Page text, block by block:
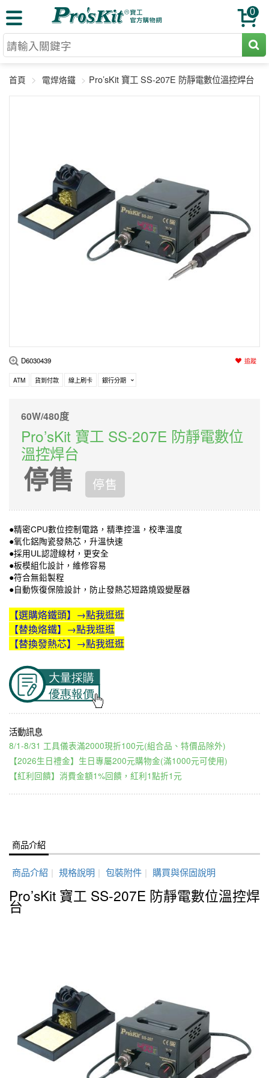
0
壓著鉗
放大工具
精密鑷子
綜合工具
電動工具
通訊儀器
環境儀錶
各式鉤錶
驗電筆
初階款8+
中階款12＋
高階挑戰款
課程教材
多合一系列
報價諮詢
訂單查詢
售後服務
聯絡客服
舊換新方案
新品上市
工具組合
首頁 電焊烙鐵 Pro’sKit 寶工 SS-207E 防靜電數位溫控焊台
D6030439 追蹤
ATM 貨到付款 線上刷卡 銀行分期
60W/480度
Pro’sKit 寶工 SS-207E 防靜電數位
溫控焊台
停售 停售
●精密CPU數位控制電路，精準控溫，校準溫度
●氧化鋁陶瓷發熱芯，升溫快速
●採用UL認證線材，更安全
●板模組化設計，維修容易
●符合無鉛製程
●自動恢復保險設計，防止發熱芯短路燒毀變壓器
【選購烙鐵頭】→點我逛逛
【替換烙鐵】→點我逛逛
【替換發熱芯】→點我逛逛
8/1-8/31 工具儀表滿2000現折100元(組合品、特價品除外)
【2026生日禮金】生日專屬200元購物金(滿1000元可使用)
【紅利回饋】消費金額1%回饋，紅利1點折1元
商品介紹
商品介紹 | 規格說明 | 包裝附件 | 購買與保固說明
Pro’sKit 寶工 SS-207E 防靜電數位溫控焊
台